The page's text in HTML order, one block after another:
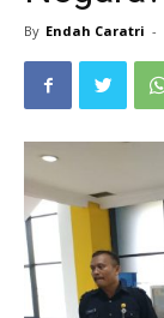
By Endah Caratri -